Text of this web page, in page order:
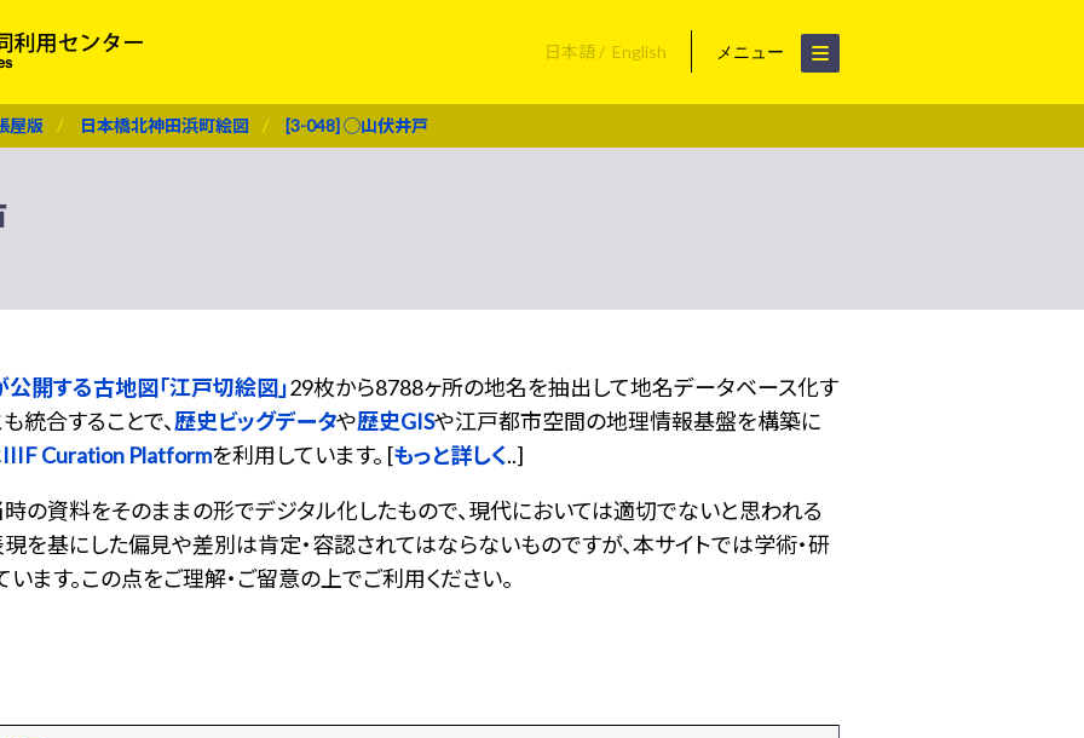
日本語 English メニュー
屋版 日本橋北神田浜町絵図 [3-048] ◯山伏井戸
開する古地図「江戸切絵図」29枚から8788ヶ所の地名を抽出して地名データベース化す
統合することで、歴史ビッグデータや歴史GISや江戸都市空間の地理情報基盤を構築に
IIIF Curation Platformを利用しています。 [もっと詳しく..]
の資料をそのままの形でデジタル化したもので、現代においては適切でないと思われる
を基にした偏見や差別は肯定・容認されてはならないものですが、本サイトでは学術・研
ます。この点をご理解・ご留意の上でご利用ください。